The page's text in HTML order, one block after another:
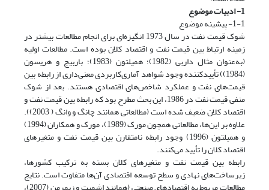
1- ادبیات موضوع
1-1- پیشینه موضوع
شوک قیمت نفت در سال 1973 انگیزه‌ای برای انجام مطالعات بیشتر در
زمینه ارتباط بین قیمت نفت و اقتصاد کلان بوده است. مطالعات اولیه
(به‌عنوان مثال داربی (1982)؛ همیلتون (1983)؛ باربیج و هریسون
(1984)) تأییدکننده وجود شواهد آماری‌کاربردی معنی‌داری از رابطه بین
قیمت‌های نفت و عملکرد شاخص‌های اقتصادی هستند. بعد از شوک
منفی قیمت نفت در 1986، این بحث مطرح بود که رابطه بین قیمت نفت و
اقتصاد کلان ضعیف شده است (مطالعاتی همانند چانگ و وانگ ( 2003)).
علاوه بر این‌ها، مطالعاتی همچون مورک (1989)، مورک و همکاران (1994)
و همیلتون (1996) وجود رابطه نامتقارن بین قیمت نفت و متغیرهای
اقتصاد کلان را تأیید می‌کنند.
رابطه بین قیمت نفت و متغیرهای کلان بسته به ترکیب کشورها،
زیرساخت‌های نهادی و سطح توسعه اقتصادی آن‌ها متفاوت است. نتایج